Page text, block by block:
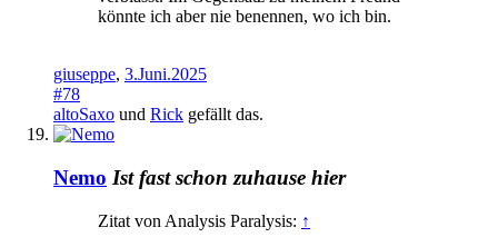
könnte ich aber nie benennen, wo ich bin.
giuseppe, 3.Juni.2025
#78
altoSaxo und Rick gefällt das.
Nemo Ist fast schon zuhause hier
Zitat von Analysis Paralysis: ↑